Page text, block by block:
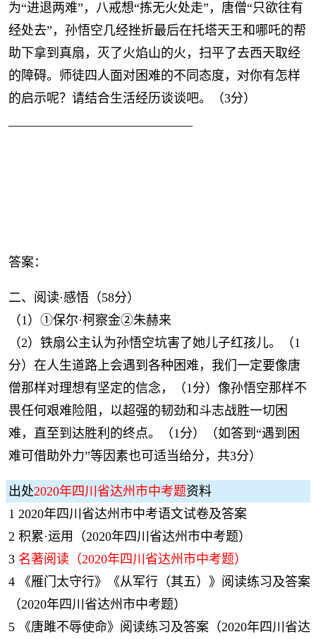
为“进退两难”，八戒想“拣无火处走”，唐僧“只欲往有
经处去”，孙悟空几经挫折最后在托塔天王和哪吒的帮
助下拿到真扇，灭了火焰山的火，扫平了去西天取经
的障碍。师徒四人面对困难的不同态度，对你有怎样
的启示呢？请结合生活经历谈谈吧。（3分）
答案：
二、阅读·感悟（58分）
（1）①保尔·柯察金②朱赫来
（2）铁扇公主认为孙悟空坑害了她儿子红孩儿。（1
分）在人生道路上会遇到各种困难，我们一定要像唐
僧那样对理想有坚定的信念，（1分）像孙悟空那样不
畏任何艰难险阻，以超强的韧劲和斗志战胜一切困
难，直至到达胜利的终点。（1分）（如答到“遇到困
难可借助外力”等因素也可适当给分，共3分）
出处2020年四川省达州市中考题资料
1 2020年四川省达州市中考语文试卷及答案
2 积累·运用（2020年四川省达州市中考题）
3 名著阅读（2020年四川省达州市中考题）
4
《雁门太守行》《从军行（其五）》阅读练习及答案
（2020年四川省达州市中考题）
5
《唐雎不辱使命》阅读练习及答案（2020年四川省达